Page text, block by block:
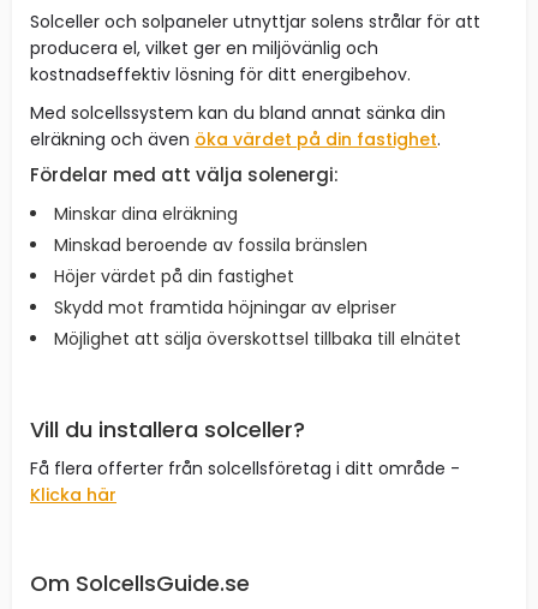
Solceller och solpaneler utnyttjar solens strålar för att
producera el, vilket ger en miljövänlig och
kostnadseffektiv lösning för ditt energibehov.
Med solcellssystem kan du bland annat sänka din
elräkning och även öka värdet på din fastighet.
Fördelar med att välja solenergi:
Minskar dina elräkning
Minskad beroende av fossila bränslen
Höjer värdet på din fastighet
Skydd mot framtida höjningar av elpriser
Möjlighet att sälja överskottsel tillbaka till elnätet
Vill du installera solceller?
Få flera offerter från solcellsföretag i ditt område -
Klicka här
Om SolcellsGuide.se